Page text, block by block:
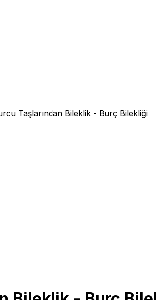
Taşlarından Bileklik - Burç Bilekliği